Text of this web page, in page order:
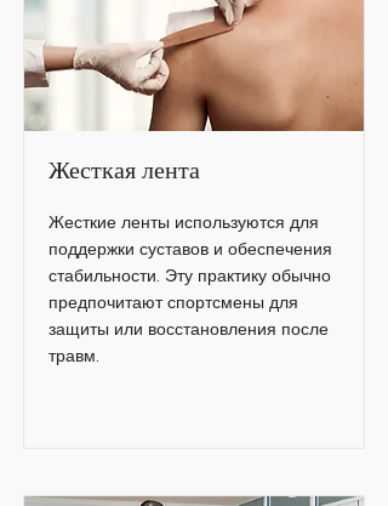
Жесткая лента
Жесткие ленты используются для
поддержки суставов и обеспечения
стабильности. Эту практику обычно
предпочитают спортсмены для
защиты или восстановления после
травм.